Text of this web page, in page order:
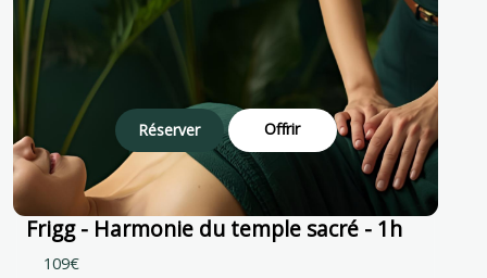
Réserver Offrir
Frigg - Harmonie du temple sacré - 1h
109€